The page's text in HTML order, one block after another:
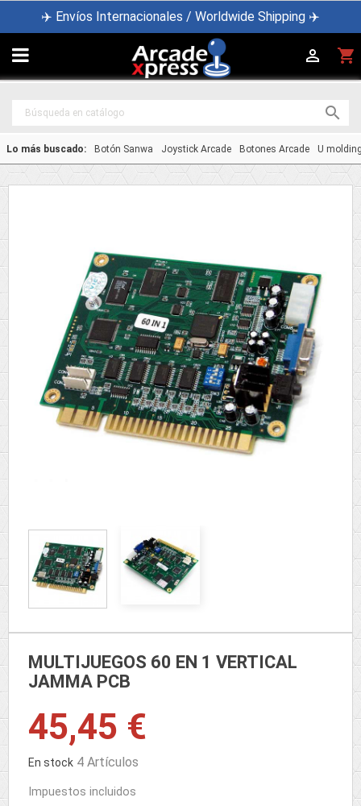
✈️ Envíos Internacionales / Worldwide Shipping ✈️
 shopping_cart


Lo más buscado: Botón Sanwa Joystick Arcade Botones Arcade U
MULTIJUEGOS 60 EN 1 VERTICAL
JAMMA PCB
45,45 €
En stock 4 Artículos
Impuestos incluidos